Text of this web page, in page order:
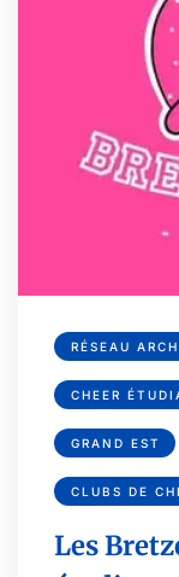
RÉSEAU
CHEER
GRAND EST
CLUBS DE
Les